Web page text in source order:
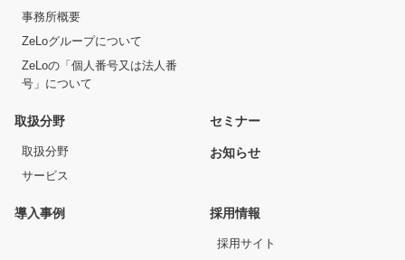
事務所概要
ZeLoグループについて
ZeLoの「個人番号又は法人番
号」について
取扱分野
取扱分野
サービス
セミナー
お知らせ
導入事例 採用情報
採用サイト